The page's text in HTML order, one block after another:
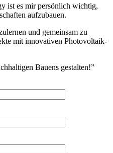
ist es mir persönlich wichtig,
aufzubauen.
und gemeinsam zu
mit innovativen Photovoltaik-
Bauens gestalten!”